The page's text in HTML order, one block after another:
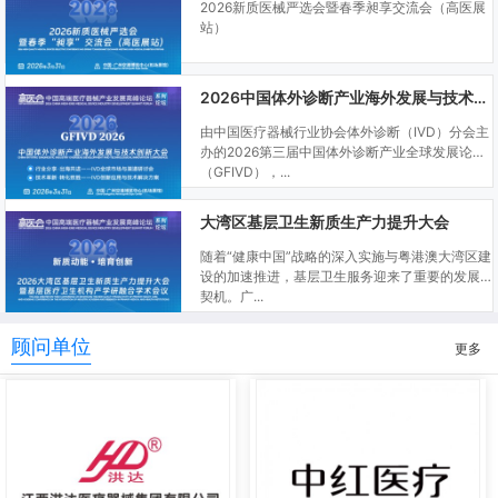
2026新质医械严选会暨春季昶享交流会（高医展
站）
2026中国体外诊断产业海外发展与技术创新大会
由中国医疗器械行业协会体外诊断（IVD）分会主
办的2026第三届中国体外诊断产业全球发展论坛
（GFIVD），...
大湾区基层卫生新质生产力提升大会
随着“健康中国”战略的深入实施与粤港澳大湾区建
设的加速推进，基层卫生服务迎来了重要的发展
契机。广...
顾问单位 更多